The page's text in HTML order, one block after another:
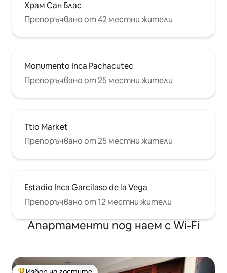
Храм Сан Блас
Препоръчвано от 42 местни жители
Monumento Inca Pachacutec
Препоръчвано от 25 местни жители
Ttio Market
Препоръчвано от 25 местни жители
Estadio Inca Garcilaso de la Vega
Препоръчвано от 12 местни жители
Апартаменти под наем с Wi-Fi